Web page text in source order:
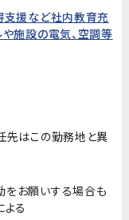
援など社内教育充
施設の電気、空調等
はこの勤務地と異
お願いする場合も
る